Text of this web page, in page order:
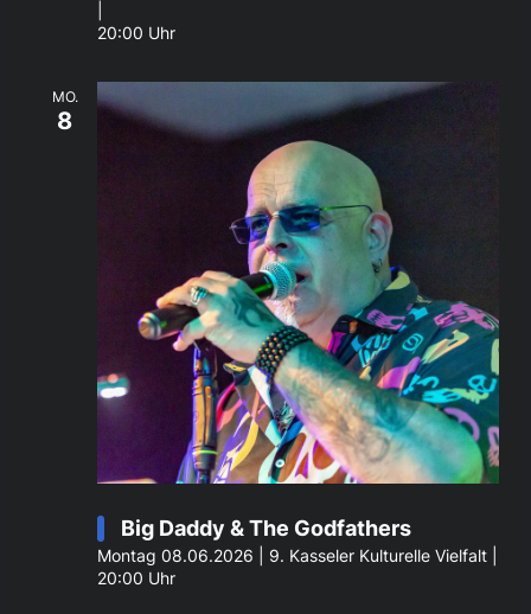
20:00 Uhr
MO.
8
Big Daddy & The Godfathers
Montag 08.06.2026 | 9. Kasseler Kulturelle Vielfalt |
20:00 Uhr